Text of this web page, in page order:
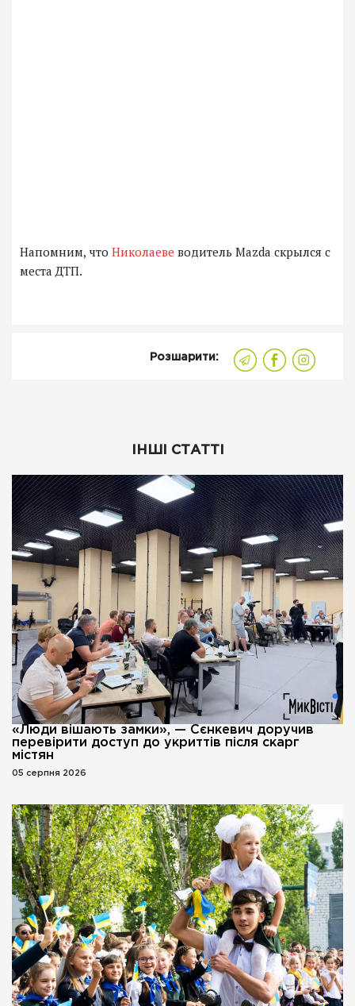
Напомним, что Николаеве водитель Mazda скрылся с
места ДТП.
Розшарити:
ІНШІ СТАТТІ
«Люди вішають замки», — Сєнкевич доручив
перевірити доступ до укриттів після скарг
містян
05 серпня 2026